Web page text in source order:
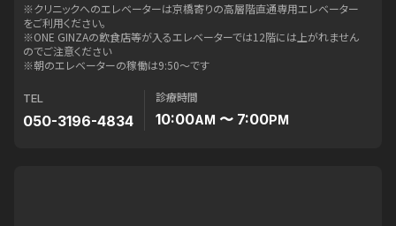
※クリニックへのエレベーターは京橋寄りの高層階直通専用エレベーター
をご利用ください。
※ONE GINZAの飲食店等が入るエレベーターでは12階には上がれません
のでご注意ください
※朝のエレベーターの稼働は9:50〜です
TEL
050-3196-4834
診療時間
10:00AM 〜 7:00PM